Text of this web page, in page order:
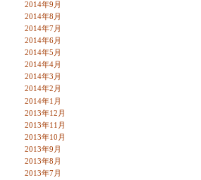
2014年9月
2014年8月
2014年7月
2014年6月
2014年5月
2014年4月
2014年3月
2014年2月
2014年1月
2013年12月
2013年11月
2013年10月
2013年9月
2013年8月
2013年7月